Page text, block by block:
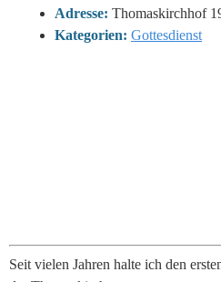
Adresse: Thomaskirchhof
Kategorien: Gottesdienst
Seit vielen Jahren halte ich den